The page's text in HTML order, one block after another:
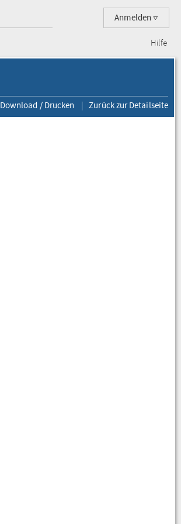
Anmelden
Hilfe
Download / Drucken Zurück zur Detailseite